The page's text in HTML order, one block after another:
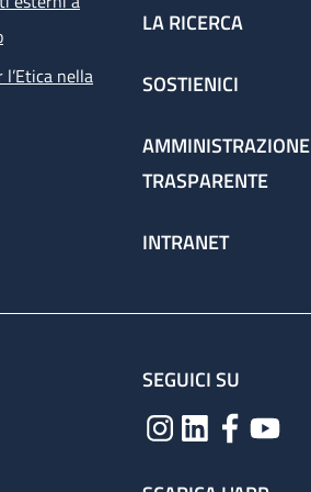
espettorato
dal servizio attraverso il percorso
nella
LA RICERCA
SOSTIENICI
AMMINISTRAZIONE
TRASPARENTE
INTRANET
SEGUICI SU